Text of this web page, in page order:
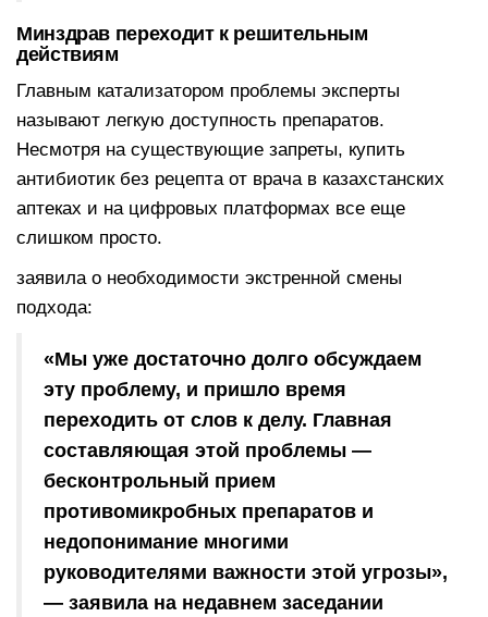
Минздрав переходит к решительным
действиям
Главным катализатором проблемы эксперты
называют легкую доступность препаратов.
Несмотря на существующие запреты, купить
антибиотик без рецепта от врача в казахстанских
аптеках и на цифровых платформах все еще
слишком просто.
заявила о необходимости экстренной смены
подхода:
«Мы уже достаточно долго обсуждаем
эту проблему, и пришло время
переходить от слов к делу. Главная
составляющая этой проблемы —
бесконтрольный прием
противомикробных препаратов и
недопонимание многими
руководителями важности этой угрозы»,
— заявила на недавнем заседании